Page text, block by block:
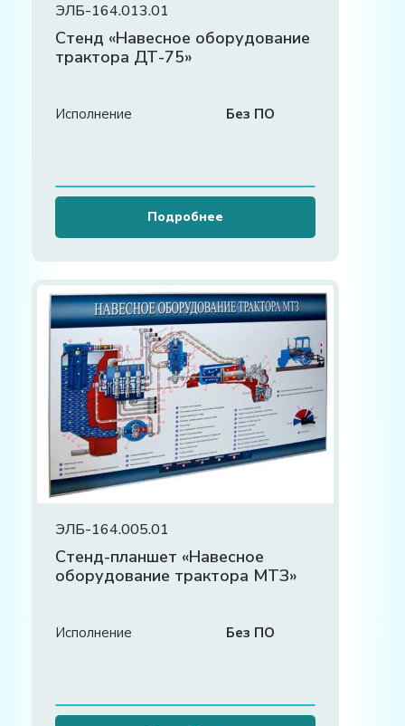
ЭЛБ-164.013.01
Стенд «Навесное оборудование
трактора ДТ-75»
Исполнение Без ПО
Подробнее
ЭЛБ-164.005.01
Стенд-планшет «Навесное
оборудование трактора МТЗ»
Исполнение Без ПО